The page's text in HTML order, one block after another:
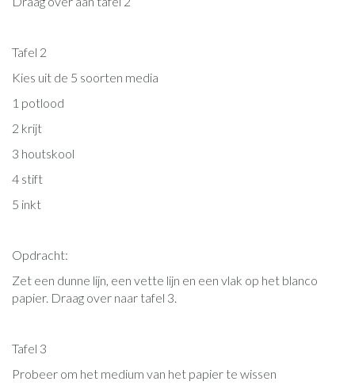
Tafel 2
Kies uit de 5 soorten media
1 potlood
2 krijt
3 houtskool
4 stift
5 inkt
Opdracht:
Zet een dunne lijn, een vette lijn en een vlak op het blanco
papier. Draag over naar tafel 3.
Tafel 3
Probeer om het medium van het papier te wissen